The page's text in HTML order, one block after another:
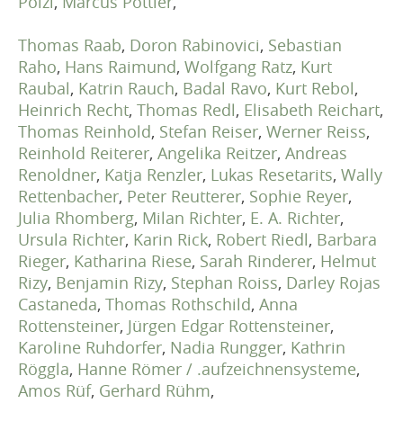
Thomas Raab, Doron Rabinovici, Sebastian
Raho, Hans Raimund, Wolfgang Ratz, Kurt
Raubal, Katrin Rauch, Badal Ravo, Kurt Rebol,
Heinrich Recht, Thomas Redl, Elisabeth Reichart,
Thomas Reinhold, Stefan Reiser, Werner Reiss,
Reinhold Reiterer, Angelika Reitzer, Andreas
Renoldner, Katja Renzler, Lukas Resetarits, Wally
Rettenbacher, Peter Reutterer, Sophie Reyer,
Julia Rhomberg, Milan Richter, E. A. Richter,
Ursula Richter, Karin Rick, Robert Riedl, Barbara
Rieger, Katharina Riese, Sarah Rinderer, Helmut
Rizy, Benjamin Rizy, Stephan Roiss, Darley Rojas
Castaneda, Thomas Rothschild, Anna
Rottensteiner, Jürgen Edgar Rottensteiner,
Karoline Ruhdorfer, Nadia Rungger, Kathrin
Röggla, Hanne Römer / .aufzeichnensysteme,
Amos Rüf, Gerhard Rühm,